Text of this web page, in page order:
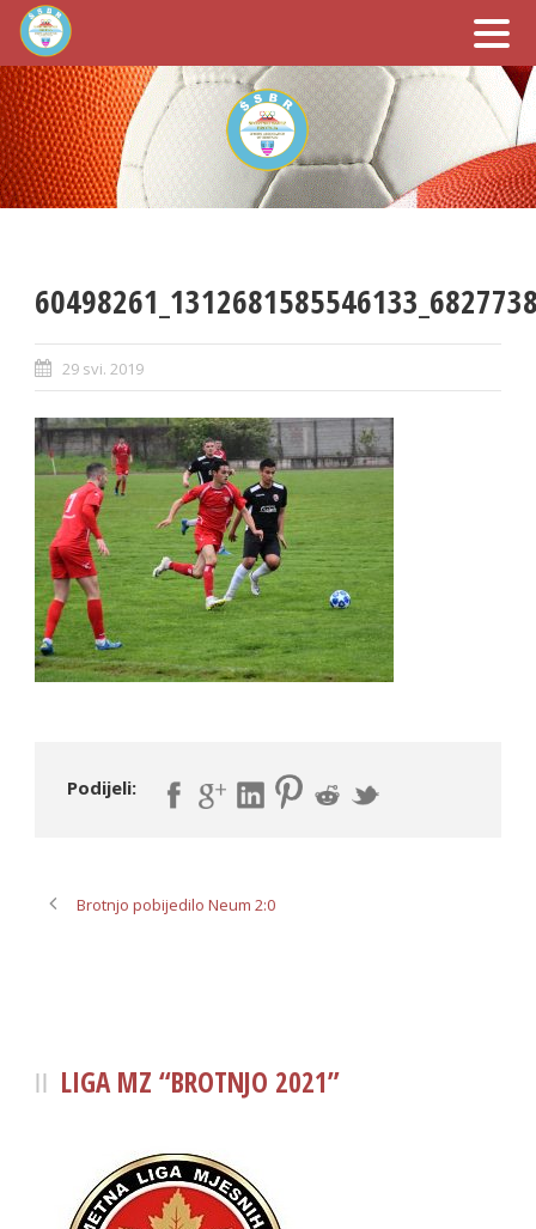
29 svi. 2019
Podijeli:
Brotnjo pobijedilo Neum 2:0
LIGA MZ “BROTNJO 2021”